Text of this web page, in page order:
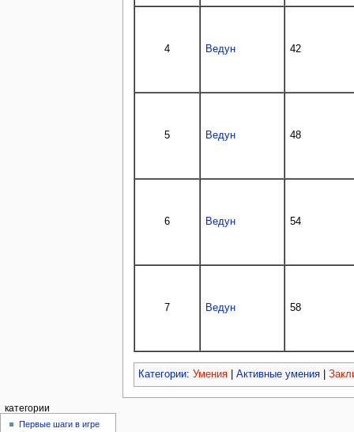
4 Ведун 42
5 Ведун 48
6 Ведун 54
7 Ведун 58
Категории: Умения| Активные умения|
категории
Первые шаги в игре